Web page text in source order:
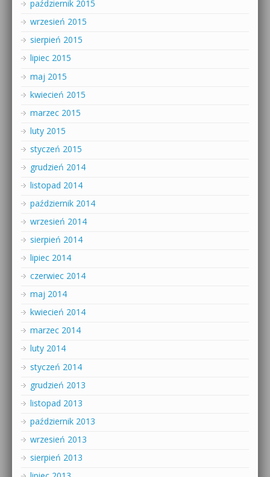
październik 2015
wrzesień 2015
sierpień 2015
lipiec 2015
maj 2015
kwiecień 2015
marzec 2015
luty 2015
styczeń 2015
grudzień 2014
listopad 2014
październik 2014
wrzesień 2014
sierpień 2014
lipiec 2014
czerwiec 2014
maj 2014
kwiecień 2014
marzec 2014
luty 2014
styczeń 2014
grudzień 2013
listopad 2013
październik 2013
wrzesień 2013
sierpień 2013